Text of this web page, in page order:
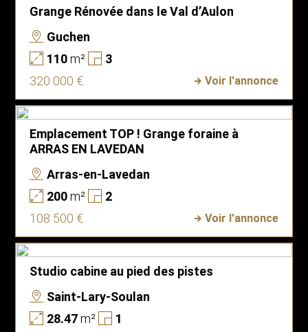
Grange Rénovée dans le Val d’Aulon
Guchen
110m²
3
320 000 €
Voir l'annonce
Emplacement TOP ! Grange foraine à
ARRAS EN LAVEDAN
Arras-en-Lavedan
200m²
2
108 500 €
Voir l'annonce
Studio cabine au pied des pistes
Saint-Lary-Soulan
28.47m²
1